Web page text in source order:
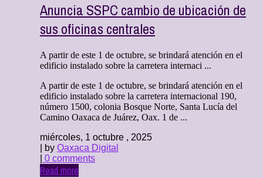
Anuncia SSPC cambio de ubicación de
sus oficinas centrales
A partir de este 1 de octubre, se brindará atención en el
edificio instalado sobre la carretera internaci ...
A partir de este 1 de octubre, se brindará atención en el
edificio instalado sobre la carretera internacional 190,
número 1500, colonia Bosque Norte, Santa Lucía del
Camino Oaxaca de Juárez, Oax. 1 de ...
miércoles, 1 octubre , 2025
| by Oaxaca Digital
0 comments
Read more